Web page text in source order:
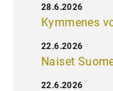
Kymmenes
28.6.2026
Naiset
22.6.2026
22.6.2026